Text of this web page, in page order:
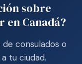
sobre
en Canadá?
consulados o
tu ciudad.